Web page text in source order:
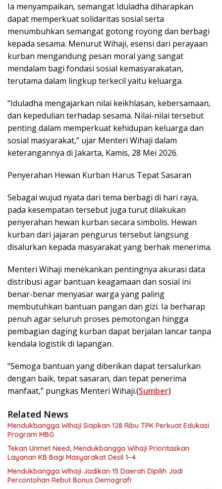
Ia menyampaikan, semangat Iduladha diharapkan
dapat memperkuat solidaritas sosial serta
menumbuhkan semangat gotong royong dan berbagi
kepada sesama. Menurut Wihaji, esensi dari perayaan
kurban mengandung pesan moral yang sangat
mendalam bagi fondasi sosial kemasyarakatan,
terutama dalam lingkup terkecil yaitu keluarga.
“Iduladha mengajarkan nilai keikhlasan, kebersamaan,
dan kepedulian terhadap sesama. Nilai-nilai tersebut
penting dalam memperkuat kehidupan keluarga dan
sosial masyarakat,” ujar Menteri Wihaji dalam
keterangannya di Jakarta, Kamis, 28 Mei 2026.
Penyerahan Hewan Kurban Harus Tepat Sasaran
Sebagai wujud nyata dari tema berbagi di hari raya,
pada kesempatan tersebut juga turut dilakukan
penyerahan hewan kurban secara simbolis. Hewan
kurban dari jajaran pengurus tersebut langsung
disalurkan kepada masyarakat yang berhak menerima.
Menteri Wihaji menekankan pentingnya akurasi data
distribusi agar bantuan keagamaan dan sosial ini
benar-benar menyasar warga yang paling
membutuhkan bantuan pangan dan gizi. Ia berharap
penuh agar seluruh proses pemotongan hingga
pembagian daging kurban dapat berjalan lancar tanpa
kendala logistik di lapangan.
“Semoga bantuan yang diberikan dapat tersalurkan
dengan baik, tepat sasaran, dan tepat penerima
manfaat,” pungkas Menteri Wihaji.(Sumber)
Related News
Mendukbangga Wihaji Siapkan 128 Ribu TPK Perkuat Edukasi
Program MBG
Tekan Unmet Need, Mendukbangga Wihaji Prioritaskan
Layanan KB Bagi Masyarakat Desil 1–4
Mendukbangga Wihaji Jadikan 15 Daerah Dipilih Jadi
Percontohan Rebut Bonus Demografi